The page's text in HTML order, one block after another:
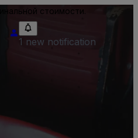
стоимости.
1 new notification